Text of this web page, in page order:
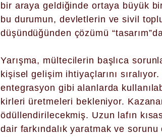
bir araya geldiğinde ortaya büyük
bu durumun, devletlerin ve sivil
düşündüğünden çözümü
Yarışma, mültecilerin başlıca
kişisel gelişim ihtiyaçlarını
entegrasyon gibi alanlarda
kirleri üretmeleri bekleniyor.
ödüllendirilecekmiş. Uzun lafın
dair farkındalık yaratmak ve